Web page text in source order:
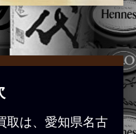
取は、愛知県名古